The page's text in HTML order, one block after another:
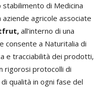
di Medicina
agricole associate
all’interno di una
consente a Naturitalia di
e tracciabilità dei prodotti,
rigorosi protocolli di
qualità in ogni fase del